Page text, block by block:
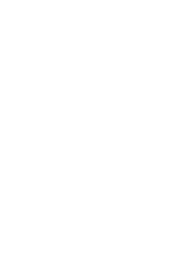
cm / 37 in, Forma del cuerpo: